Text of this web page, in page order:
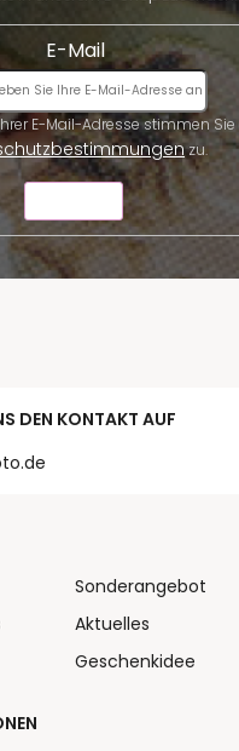
E-Mail
zu.
DEN KONTAKT AUF
Sonderangebot
Aktuelles
Geschenkidee